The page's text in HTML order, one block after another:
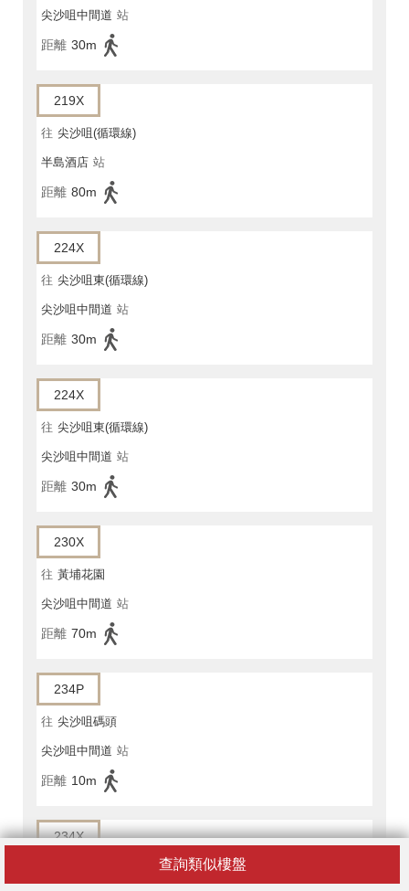
查詢類似樓盤
尖沙咀中間道 站
距離 30m
219X
往 尖沙咀(循環線)
半島酒店 站
距離 80m
224X
往 尖沙咀東(循環線)
尖沙咀中間道 站
距離 30m
224X
往 尖沙咀東(循環線)
尖沙咀中間道 站
距離 30m
230X
往 黃埔花園
尖沙咀中間道 站
距離 70m
234P
往 尖沙咀碼頭
尖沙咀中間道 站
距離 10m
234X